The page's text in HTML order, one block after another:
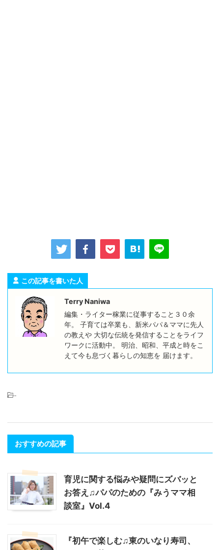
この記事を書いた人
Terry Naniwa
編集・ライター稼業に従事すること３０余
年。 子育ては卒業も、新米パパ＆ママに先人
の教えや 大切な伝統を発信することをライフ
ワークに活動中。 明治、昭和、平成と時をこ
えて今も息づく暮らしの知恵を 届けます。
-
おすすめの記事
育児に関する悩みや疑問にズバッと
お答え♫パパのための『みうママ相
談室』Vol.4
『初午で楽しむ♫東のいなり寿司、